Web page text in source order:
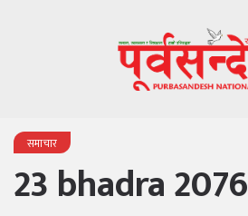
समाचार
23 bhadra 2076